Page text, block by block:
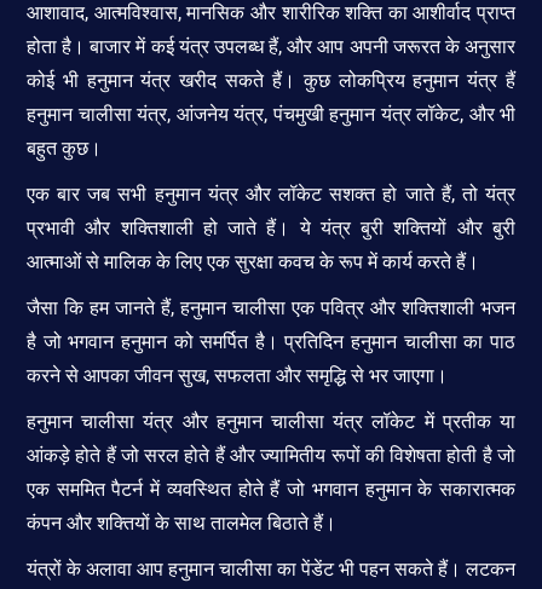
आशावाद, आत्मविश्वास, मानसिक और शारीरिक शक्ति का आशीर्वाद प्राप्त
होता है। बाजार में कई यंत्र उपलब्ध हैं, और आप अपनी जरूरत के अनुसार
कोई भी हनुमान यंत्र खरीद सकते हैं। कुछ लोकप्रिय हनुमान यंत्र हैं
हनुमान चालीसा यंत्र, आंजनेय यंत्र, पंचमुखी हनुमान यंत्र लॉकेट, और भी
बहुत कुछ।
एक बार जब सभी हनुमान यंत्र और लॉकेट सशक्त हो जाते हैं, तो यंत्र
प्रभावी और शक्तिशाली हो जाते हैं। ये यंत्र बुरी शक्तियों और बुरी
आत्माओं से मालिक के लिए एक सुरक्षा कवच के रूप में कार्य करते हैं।
जैसा कि हम जानते हैं, हनुमान चालीसा एक पवित्र और शक्तिशाली भजन
है जो भगवान हनुमान को समर्पित है। प्रतिदिन हनुमान चालीसा का पाठ
करने से आपका जीवन सुख, सफलता और समृद्धि से भर जाएगा।
हनुमान चालीसा यंत्र और हनुमान चालीसा यंत्र लॉकेट में प्रतीक या
आंकड़े होते हैं जो सरल होते हैं और ज्यामितीय रूपों की विशेषता होती है जो
एक सममित पैटर्न में व्यवस्थित होते हैं जो भगवान हनुमान के सकारात्मक
कंपन और शक्तियों के साथ तालमेल बिठाते हैं।
यंत्रों के अलावा आप हनुमान चालीसा का पेंडेंट भी पहन सकते हैं। लटकन